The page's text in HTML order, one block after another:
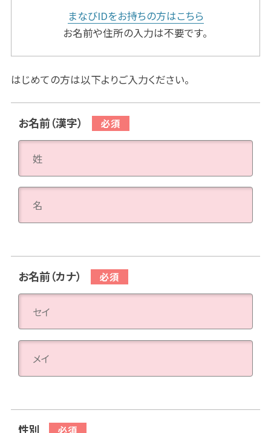
まなびIDをお持ちの方はこちら
お名前や住所の入力は不要です。
はじめての方は以下よりご入力ください。
お名前（漢字）
お名前（カナ）
性別